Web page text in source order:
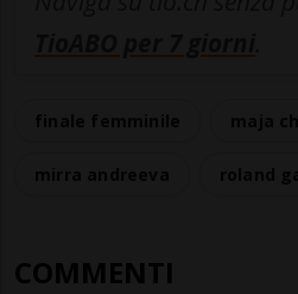
COMMENTI